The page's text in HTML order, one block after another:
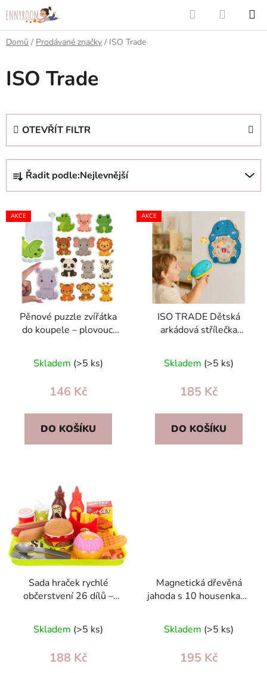
na
obsah
Hledat
KOŠÍK
Domů / Prodávané značky / ISO Trade
ISO Trade
OTEVŘÍT FILTR
Ř
z
e
n
Řadit podle:Nejlevnější
V
ý
AKCE
Pěnové puzzle zvířátka
do koupele – plovoucí
písmeny a čísly
Skladem (>5 ks)
146 Kč
DO KOŠÍKU
AKCE
ISO TRADE Dětská
arkádová střílečka
pěnové kuličky a štít
Skladem (>5 ks)
185 Kč
DO KOŠÍKU
Sada hraček rychlé
občerstvení 26 dílů –
burger, vafle a hranolky
Skladem (>5 ks)
188 Kč
Magnetická dřevěná
jahoda s 10 housenkami
jemnou motoriku
Skladem (>5 ks)
195 Kč